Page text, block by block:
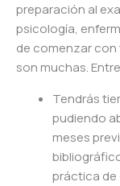
preparación al
psicología,
de comenzar
son muchas.
Tendrás
pudiendo
meses
práctica de